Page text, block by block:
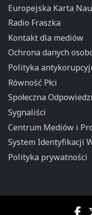
Europejska Karta
Radio Fraszka
Kontakt dla mediów
Ochrona danych
Polityka
Równość Płci
Społeczna
Sygnaliści
Centrum Mediów i
System Identyfikacji
Polityka prywatności